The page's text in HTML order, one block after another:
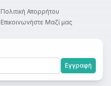
Πολιτική Απορρήτου
Επικοινωνήστε Μαζί μας
Εγγραφή